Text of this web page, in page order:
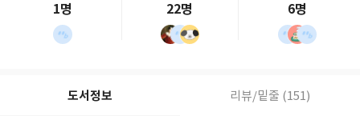
1명 22명 6명
도서정보 리뷰/밑줄 (151)